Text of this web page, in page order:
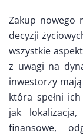
Zakup nowego
decyzji
wszystkie
z uwagi na
inwestorzy
która spełni
jak
finansowe,